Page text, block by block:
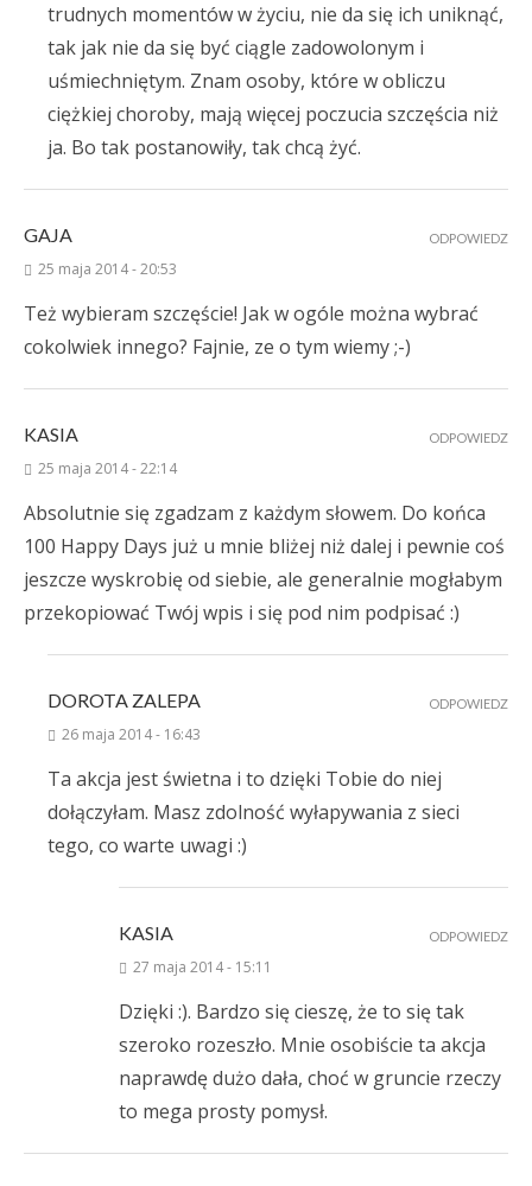
trudnych momentów w życiu, nie da się ich uniknąć,
tak jak nie da się być ciągle zadowolonym i
uśmiechniętym. Znam osoby, które w obliczu
ciężkiej choroby, mają więcej poczucia szczęścia niż
ja. Bo tak postanowiły, tak chcą żyć.
GAJA
25 maja 2014 - 20:53
Też wybieram szczęście! Jak w ogóle można wybrać
cokolwiek innego? Fajnie, ze o tym wiemy ;-)
ODPOWIEDZ
KASIA
25 maja 2014 - 22:14
Absolutnie się zgadzam z każdym słowem. Do końca
100 Happy Days już u mnie bliżej niż dalej i pewnie coś
jeszcze wyskrobię od siebie, ale generalnie mogłabym
przekopiować Twój wpis i się pod nim podpisać :)
ODPOWIEDZ
DOROTA ZALEPA
26 maja 2014 - 16:43
Ta akcja jest świetna i to dzięki Tobie do niej
dołączyłam. Masz zdolność wyłapywania z sieci
tego, co warte uwagi :)
ODPOWIEDZ
KASIA
27 maja 2014 - 15:11
Dzięki :). Bardzo się cieszę, że to się tak
szeroko rozeszło. Mnie osobiście ta akcja
naprawdę dużo dała, choć w gruncie rzeczy
to mega prosty pomysł.
ODPOWIEDZ